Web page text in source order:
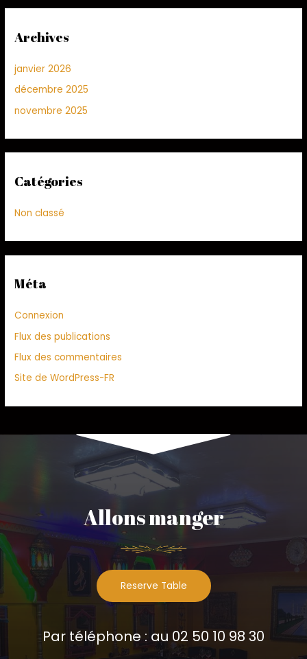
Archives
janvier 2026
décembre 2025
novembre 2025
Catégories
Non classé
Méta
Connexion
Flux des publications
Flux des commentaires
Site de WordPress-FR
Allons manger
Reserve Table
Par téléphone : au 02 50 10 98 30